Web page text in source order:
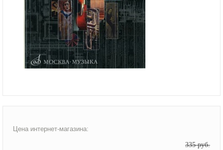
Цена интернет-магазина:
335 руб.